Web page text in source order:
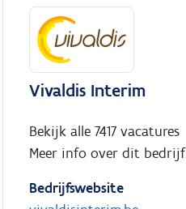
Vivaldis Interim
Bekijk alle 7417 vacatures
Meer info over dit bedrijf
Bedrijfswebsite